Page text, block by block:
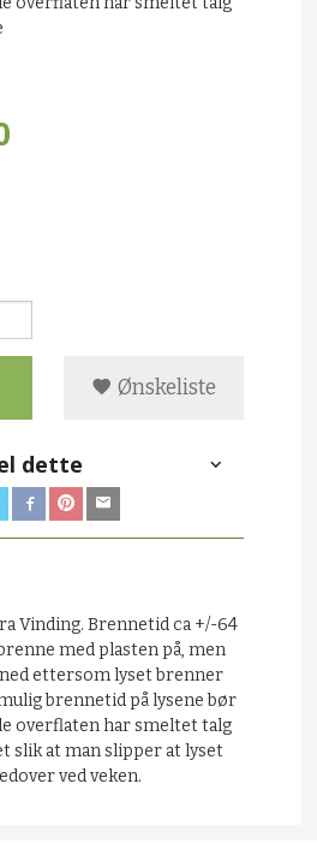
Ønskeliste
dette
Vinding. Brennetid ca +/-64
med plasten på, men
ettersom lyset brenner
brennetid på lysene bør
overflaten har smeltet talg
slik at man slipper at lyset
ved veken.